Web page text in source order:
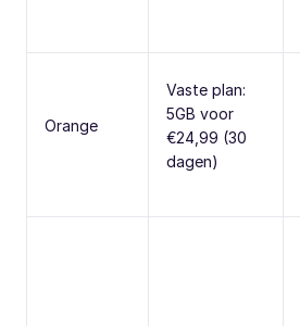
Orange
Vaste plan:
5GB voor
€24,99 (30
dagen)